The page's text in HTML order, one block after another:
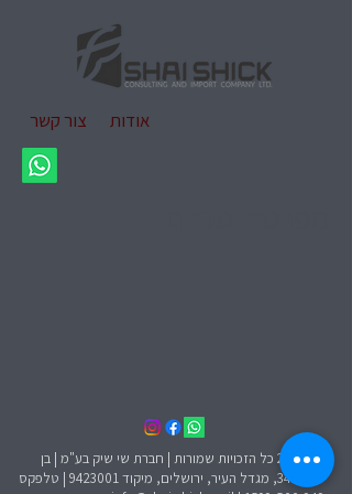
צור קשר אודות
© 2026 כל הזכויות שמורות | חברת שי שיק בע"מ | בן
יהודה 34, מגדל העיר, ירושלים, מיקוד
9423001 | טלפקס